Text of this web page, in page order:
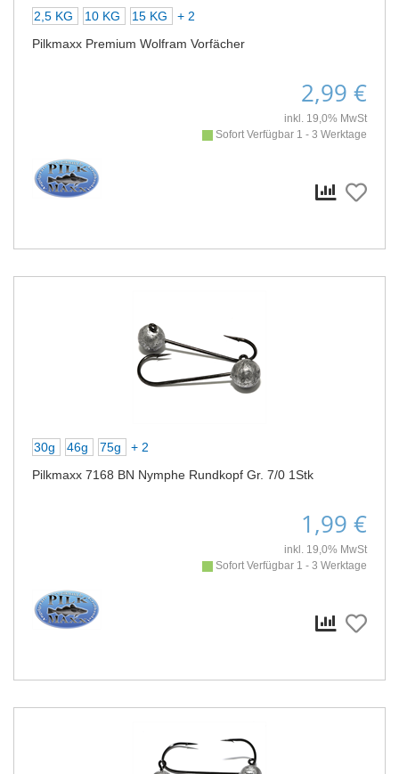
2,5 KG 10 KG 15 KG
+ 2
Pilkmaxx Premium Wolfram Vorfächer
2,99 €
inkl. 19,0% MwSt
Sofort Verfügbar 1 - 3 Werktage
30g 46g 75g
+ 2
Pilkmaxx 7168 BN Nymphe Rundkopf Gr. 7/0 1Stk
1,99 €
inkl. 19,0% MwSt
Sofort Verfügbar 1 - 3 Werktage